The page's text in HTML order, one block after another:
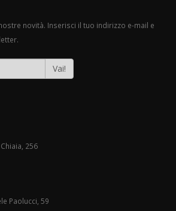
novità. Inserisci il tuo indirizzo e-mail e
Vai!
256
Paolucci, 59